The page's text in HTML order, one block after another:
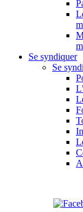
Se syndiquer
Se